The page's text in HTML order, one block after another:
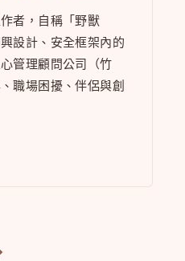
者，自稱「野獸
設計、安全框架內的
管理顧問公司（竹
職場困擾、伴侶與創